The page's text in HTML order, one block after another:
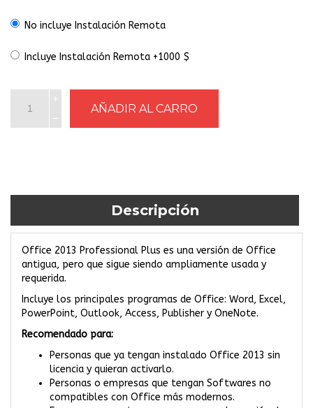
No incluye Instalación Remota
Incluye Instalación Remota +1000 $
Descripción
Office 2013 Professional Plus es una versión de Office
antigua, pero que sigue siendo ampliamente usada y
requerida.
Incluye los principales programas de Office: Word, Excel,
PowerPoint, Outlook, Access, Publisher y OneNote.
Recomendado para:
Personas que ya tengan instalado Office 2013 sin
licencia y quieran activarlo.
Personas o empresas que tengan Softwares no
compatibles con Office más modernos.